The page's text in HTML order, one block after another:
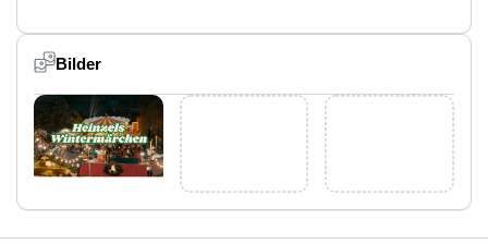
Bilder